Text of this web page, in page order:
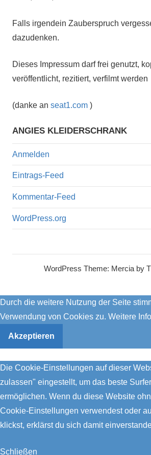
Falls irgendein Zauberspruch
dazudenken.
Dieses Impressum darf frei genutzt,
veröffentlicht, rezitiert, verfilmt werden
(danke an seat1.com )
ANGIES KLEIDERSCHRANK
Anmelden
Eintrags-Feed
Kommentar-Feed
WordPress.org
WordPress Theme: Mercia by
Durch die weitere Nutzung der Seite
Verwendung von Cookies zu. Weitere
Akzeptieren
Die Cookie-Einstellungen auf dieser
zulassen" eingestellt, um das beste
ermöglichen. Wenn du diese Website
Cookie-Einstellungen verwendest oder
klickst, erklärst du sich damit
Schließen